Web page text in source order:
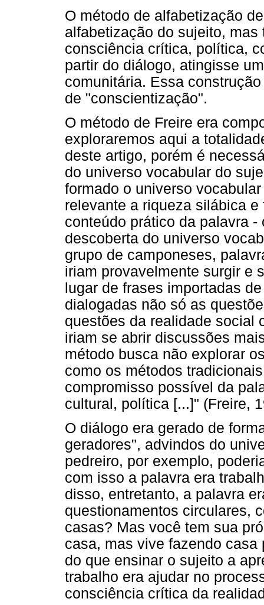
O método de alfabetização
alfabetização do sujeito,
consciência crítica, política,
partir do diálogo, atingisse
comunitária. Essa
de "conscientização".
O método de Freire era
exploraremos aqui a
deste artigo, porém é
do universo vocabular do
formado o universo
relevante a riqueza silábica
conteúdo prático da palavra
descoberta do universo
grupo de camponeses,
iriam provavelmente surgir e
lugar de frases importadas
dialogadas não só as
questões da realidade social
iriam se abrir discussões
método busca não explorar
como os métodos
compromisso possível da
cultural, política [...]" (Freire,
O diálogo era gerado de
geradores", advindos do
pedreiro, por exemplo,
com isso a palavra era
disso, entretanto, a palavra
questionamentos circulares,
casas? Mas você tem sua
casa, mas vive fazendo
do que ensinar o sujeito a
trabalho era ajudar no
consciência crítica da